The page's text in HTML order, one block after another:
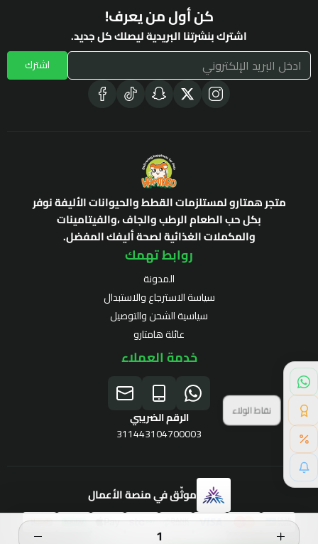
كن أول من يعرف!
اشترك بنشرتنا البريدية ليصلك كل جديد.
اشترك
متجر همتارو لمستلزمات القطط والحيوانات الأليفة نوفر
بكل حب الطعام الرطب والجاف ،والفيتامينات
والمكملات الغذائية لصحة أليفك المفضل.
روابط تهمك
المدونة
سياسة الاسترجاع والاستبدال
سياسية الشحن والتوصيل
عائلة هامتارو
خدمة العملاء
الرقم الضريبي
311443104700003
موثّق في منصة الأعمالبرنامج الولاء
نقاط الولاء